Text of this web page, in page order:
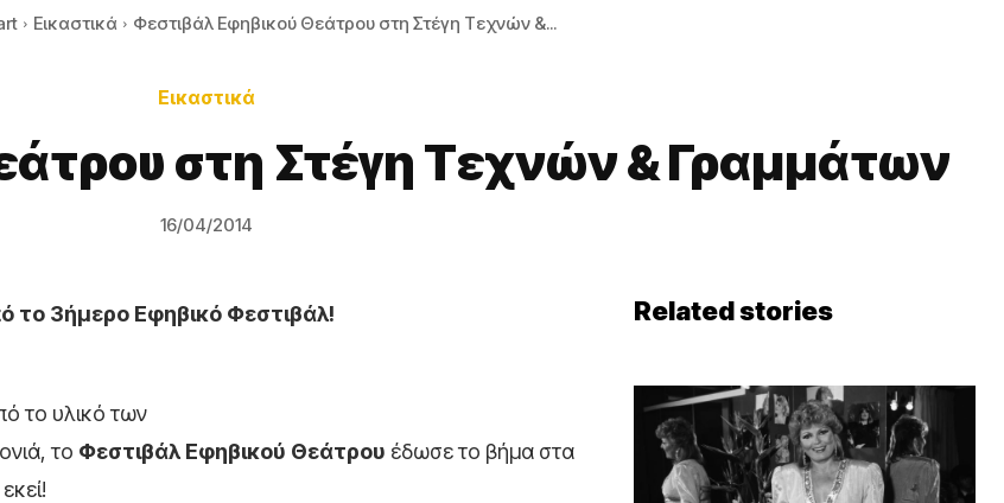
Εικαστικά Φεστιβάλ Εφηβικού Θεάτρου στη Στέγη Τεχνών &...
Εικαστικά
στη Στέγη Τεχνών & Γραμμάτων
16/04/2014
το 3ήμερο Εφηβικό Φεστιβάλ!
το υλικό των
το Φεστιβάλ Εφηβικού Θεάτρου έδωσε το βήμα στα
Related stories